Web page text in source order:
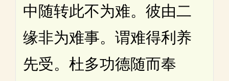
中随转此不为难。彼由二
缘非为难事。谓难得利养
先受。杜多功德随而奉